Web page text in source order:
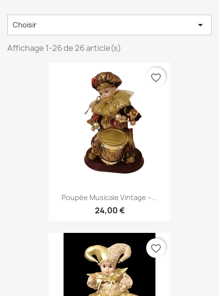
Choisir 
Affichage 1-26 de 26 article(s)
Poupée Musicale Vintage –...
24,00 €
favorite_border
favorite_border